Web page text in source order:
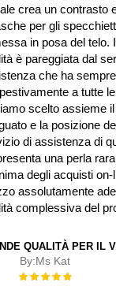
crea un contrasto
per gli
in posa del telo.
è pareggiata dal
che ha
a tutte
scelto assieme
e la posizione
di assistenza di
una perla
degli acquisti on-
assolutamente
complessiva del
QUALITÀ PER IL
By:Ms Kat
Rating: